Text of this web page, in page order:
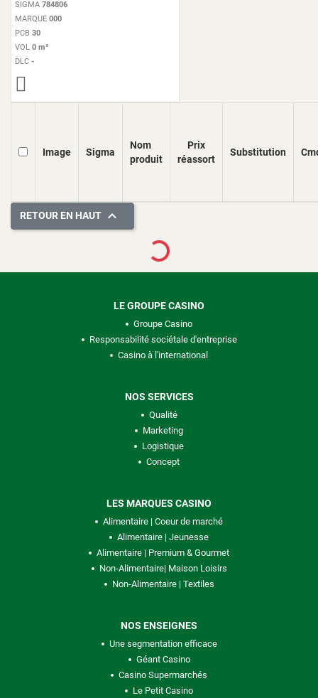
SIGMA 784806
MARQUE 000
PCB 30
VOL 0 m³
DLC -
Image Sigma
Nom
produit
Prix
réassort
Substitution
RETOUR EN HAUT  Loading...
LE GROUPE CASINO
Groupe Casino
Responsabilité sociétale d'entreprise
Casino à l'international
NOS SERVICES
Qualité
Marketing
Logistique
Concept
LES MARQUES CASINO
Alimentaire | Coeur de marché
Alimentaire | Jeunesse
Alimentaire | Premium & Gourmet
Non-Alimentaire| Maison Loisirs
Non-Alimentaire | Textiles
NOS ENSEIGNES
Une segmentation efficace
Géant Casino
Casino Supermarchés
Le Petit Casino